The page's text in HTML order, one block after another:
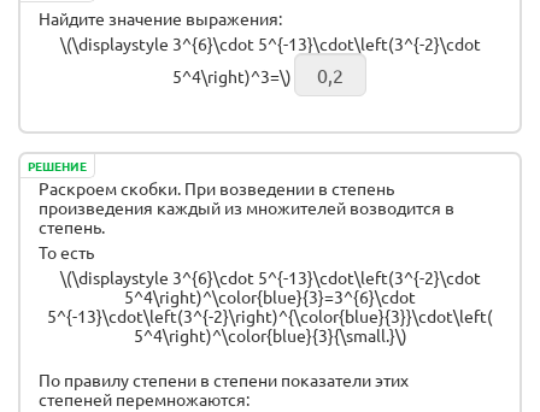
Найдите значение выражения:
\(\displaystyle 3^{6}\cdot 5^{-13}\cdot\left(3^{-2}\cdot
5^4\right)^3=\)
РЕШЕНИЕ
Раскроем скобки. При возведении в степень
произведения каждый из множителей возводится в
степень.
То есть
\(\displaystyle 3^{6}\cdot 5^{-13}\cdot\left(3^{-2}\cdot
5^4\right)^\color{blue}{3}=3^{6}\cdot
5^{-13}\cdot\left(3^{-2}\right)^{\color{blue}{3}}\cdot\left(
5^4\right)^\color{blue}{3}{\small.}\)
По правилу степени в степени показатели этих
степеней перемножаются: